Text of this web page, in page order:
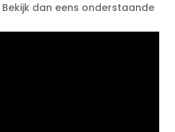
dan eens onderstaande